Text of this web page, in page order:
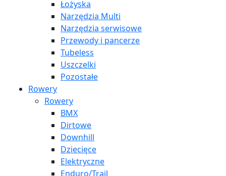
Łożyska
Narzędzia Multi
Narzędzia serwisowe
Przewody i pancerze
Tubeless
Uszczelki
Pozostałe
Rowery
Rowery
BMX
Dirtowe
Downhill
Dziecięce
Elektryczne
Enduro/Trail